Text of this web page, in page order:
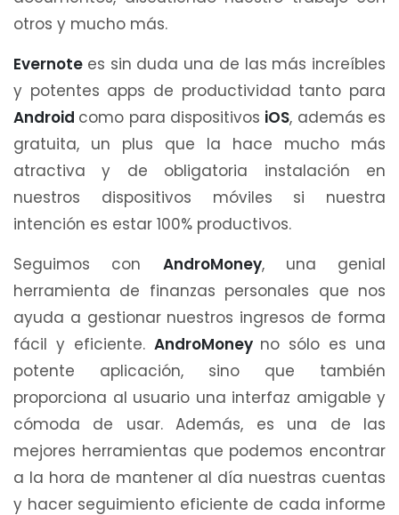
otros y mucho más.
Evernote es sin duda una de las más increíbles
y potentes apps de productividad tanto para
Android como para dispositivos iOS, además es
gratuita, un plus que la hace mucho más
atractiva y de obligatoria instalación en
nuestros dispositivos móviles si nuestra
intención es estar 100% productivos.
Seguimos con AndroMoney, una genial
herramienta de finanzas personales que nos
ayuda a gestionar nuestros ingresos de forma
fácil y eficiente. AndroMoney no sólo es una
potente aplicación, sino que también
proporciona al usuario una interfaz amigable y
cómoda de usar. Además, es una de las
mejores herramientas que podemos encontrar
a la hora de mantener al día nuestras cuentas
y hacer seguimiento eficiente de cada informe